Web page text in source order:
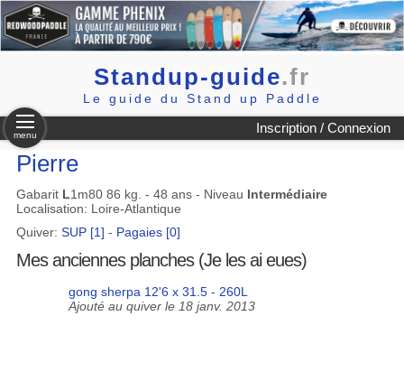
Standup-guide.fr
Le guide du Stand up Paddle
Inscription / Connexion
menu
Pierre
Gabarit L1m80 86 kg. - 48 ans - Niveau Intermédiaire
Localisation: Loire-Atlantique
Quiver: SUP [1] - Pagaies [0]
Mes anciennes planches (Je les ai eues)
gong sherpa 12'6 x 31.5 - 260L
Ajouté au quiver le 18 janv. 2013